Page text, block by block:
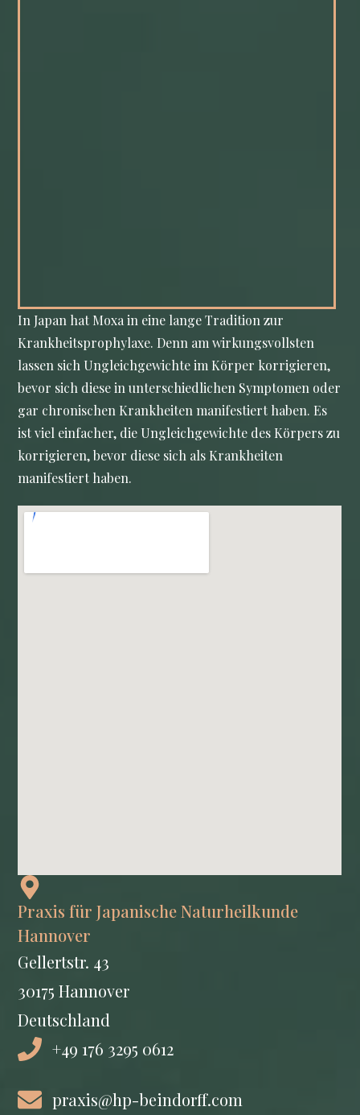
In Japan hat Moxa in eine lange Tradition zur
Krankheitsprophylaxe. Denn am wirkungsvollsten
lassen sich Ungleichgewichte im Körper korrigieren,
bevor sich diese in unterschiedlichen Symptomen oder
gar chronischen Krankheiten manifestiert haben. Es
ist viel einfacher, die Ungleichgewichte des Körpers zu
korrigieren, bevor diese sich als Krankheiten
manifestiert haben.
Praxis für Japanische Naturheilkunde
Hannover
Gellertstr. 43
30175 Hannover
Deutschland
+49 176 3295 0612
praxis@hp-beindorff.com